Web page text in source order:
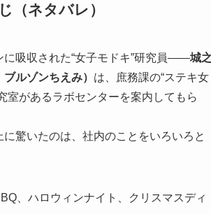
（ネタバレ）
に吸収された“女子モドキ”研究員――城
ルゾンちえみ） は、庶務課の“ステキ女
室があるラボセンターを案内してもら
驚いたのは、社内のことをいろいろと
、ハロウィンナイト、クリスマスディ